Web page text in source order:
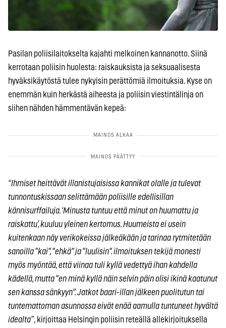
Pasilan poliisilaitokselta kajahti melkoinen kannanotto. Siinä
kerrotaan poliisin huolesta: raiskauksista ja seksuaalisesta
hyväksikäytöstä tulee nykyisin perättömiä ilmoituksia. Kyse on
enemmän kuin herkästä aiheesta ja poliisin viestintälinja on
siihen nähden hämmentävän kepeä:
“Ihmiset heittävät illanistujaisissa kannikat olalle ja tulevat
tunnontuskissaan selittämään poliisille edellisillan
kännisurffailuja. ‘Minusta tuntuu että minut on huumattu ja
raiskattu’, kuuluu yleinen kertomus. Huumeista ei usein
kuitenkaan näy verikokeissa jälkeäkään ja tarinaa rytmitetään
sanoilla "kai", "ehkä" ja "luulisin". ilmoituksen tekijä monesti
myös myöntää, että viinaa tuli kyllä vedettyä ihan kahdella
kädellä, mutta "en minä kyllä näin selvin päin olisi ikinä kaatunut
sen kanssa sänkyyn". Jatkot baari-illan jälkeen puolitutun tai
tuntemattoman asunnossa eivät enää aamulla tuntuneet hyvältä
idealta”, kirjoittaa Helsingin poliisin reteällä allekirjoituksella